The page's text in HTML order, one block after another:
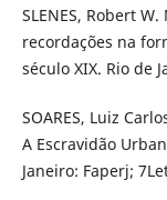
SLENES, Robert
recordações na
século XIX. Rio de
SOARES, Luiz
A Escravidão
Janeiro: Faperj;